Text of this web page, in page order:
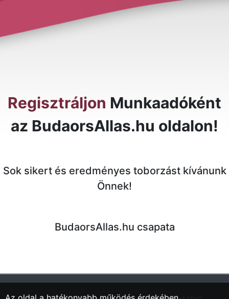
Regisztráljon Munkaadóként
az BudaorsAllas.hu oldalon!
Sok sikert és eredményes toborzást kívánunk
Önnek!
BudaorsAllas.hu csapata